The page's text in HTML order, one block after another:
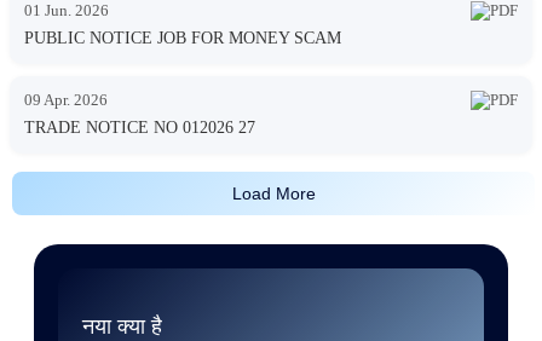
01 Jun. 2026
PUBLIC NOTICE JOB FOR MONEY SCAM
09 Apr. 2026
TRADE NOTICE NO 012026 27
Load More
नया क्या है